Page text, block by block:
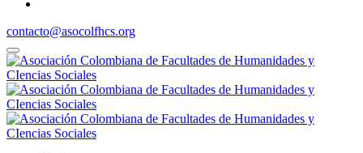
contacto@asocolfhcs.org